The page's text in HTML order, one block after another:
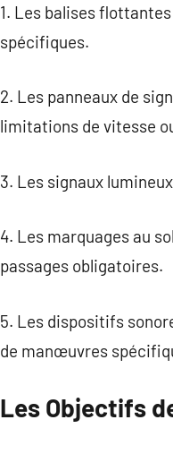
1. Les balises
spécifiques.
2. Les panneaux de
limitations de vitesse
3. Les signaux
4. Les marquages au
passages obligatoires.
5. Les dispositifs
de manœuvres
Les Objectifs